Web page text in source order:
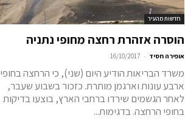
חדשות מהעיר
הוסרה אזהרת רחצה מחופי נתניה
אופירה חסיד -
16/10/2017
משרד הבריאות הודיע היום (שני), כי הרחצה בחופי
ארבע עונות וארגמן מותרת. כזכור בשבוע שעבר,
לאחר הגשמים שירדו ברחבי הארץ, בוצעו בדיקות
בחופי הרחצה. בדגימות...